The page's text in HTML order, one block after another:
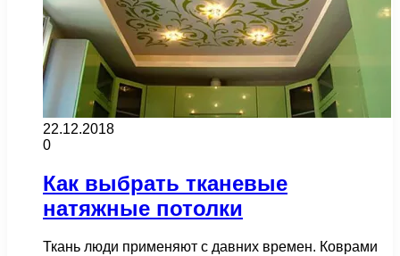
22.12.2018
0
Как выбрать тканевые
натяжные потолки
Ткань люди применяют с давних времен. Коврами